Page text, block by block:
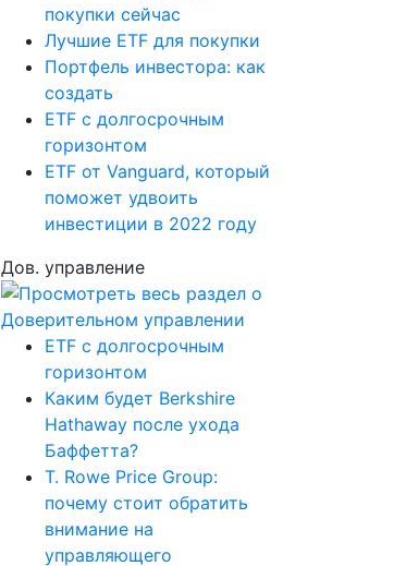
покупки сейчас
Лучшие ETF для покупки
Портфель инвестора: как
создать
ETF с долгосрочным
горизонтом
ETF от Vanguard, который
поможет удвоить
инвестиции в 2022 году
Дов. управление
ETF с долгосрочным
горизонтом
Каким будет Berkshire
Hathaway после ухода
Баффетта?
T. Rowe Price Group:
почему стоит обратить
внимание на
управляющего